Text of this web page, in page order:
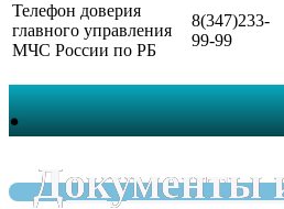
Телефон доверия
главного управления
МЧС России по РБ
8(347)233-
99-99
.
Документы